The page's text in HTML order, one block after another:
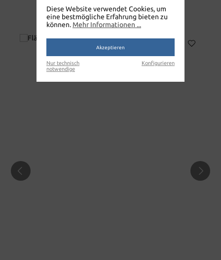
CLEANOK
SCHNELLDESINFEKTION 5L
Diese Website verwendet Cookies, um
eine bestmögliche Erfahrung bieten zu
können. Mehr Informationen ...
Akzeptieren
Nur technisch
notwendige
Konfigurieren